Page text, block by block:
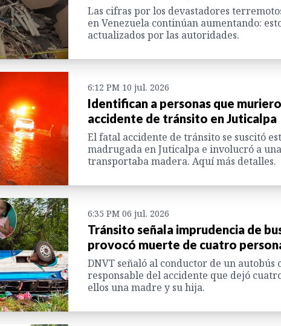
Las cifras por los devastadores
en Venezuela continúan aumentando:
actualizados por las autoridades.
6:12 PM 10 jul. 2026
Identifican a personas que
accidente de tránsito en Juticalpa
El fatal accidente de tránsito se suscitó
madrugada en Juticalpa e involucró a
transportaba madera. Aquí más detalles.
6:35 PM 06 jul. 2026
Tránsito señala imprudencia de
provocó muerte de cuatro
DNVT señaló al conductor de un autobús
responsable del accidente que dejó
ellos una madre y su hija.